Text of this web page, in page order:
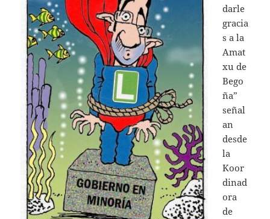
darle
gracia
s a la
Amat
xu de
Bego
ña”
señal
an
desde
la
Koor
dinad
ora
de